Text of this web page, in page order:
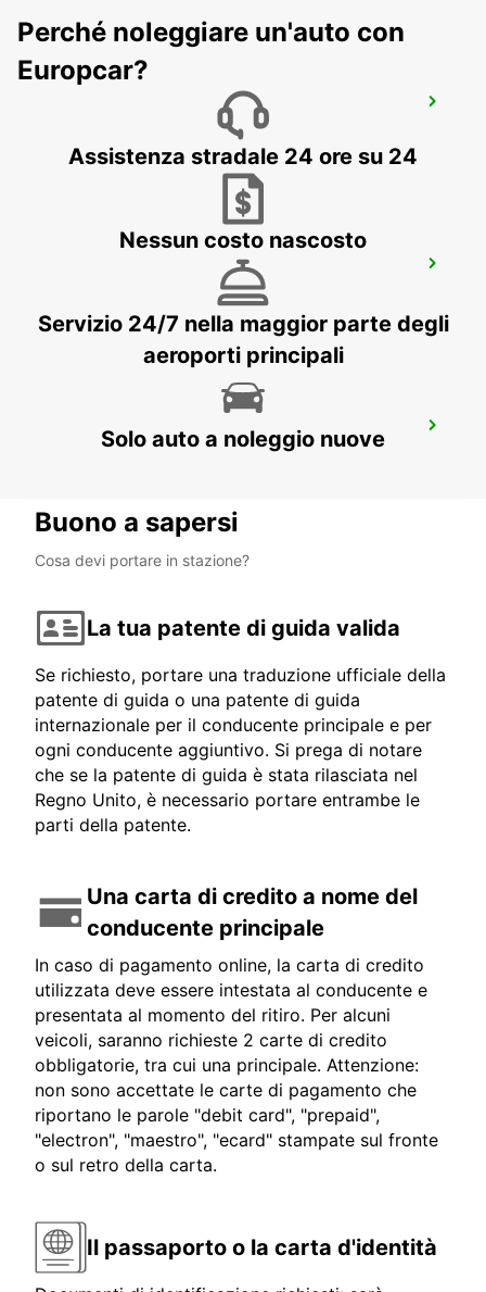
TORRES NOVAS - PORTUGAL
ABRANTES - PORTUGAL
CASTELO BRANCO
CASTELO BRANCO - PORTUGAL
Perché noleggiare un'auto con
Europcar?
Assistenza stradale 24 ore su 24
Nessun costo nascosto
Servizio 24/7 nella maggior parte degli
aeroporti principali
Solo auto a noleggio nuove
Buono a sapersi
Cosa devi portare in stazione?
La tua patente di guida valida
Se richiesto, portare una traduzione ufficiale della
patente di guida o una patente di guida
internazionale per il conducente principale e per
ogni conducente aggiuntivo. Si prega di notare
che se la patente di guida è stata rilasciata nel
Regno Unito, è necessario portare entrambe le
parti della patente.
Una carta di credito a nome del
conducente principale
In caso di pagamento online, la carta di credito
utilizzata deve essere intestata al conducente e
presentata al momento del ritiro. Per alcuni
veicoli, saranno richieste 2 carte di credito
obbligatorie, tra cui una principale. Attenzione:
non sono accettate le carte di pagamento che
riportano le parole "debit card", "prepaid",
"electron", "maestro", "ecard" stampate sul fronte
o sul retro della carta.
Il passaporto o la carta d'identità